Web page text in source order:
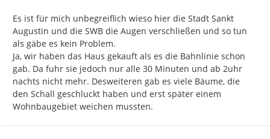
Klicken Sie auf den ButtonIhre Meldungnach diesem
Text
Wählen Sie die relevante Lärmkarte oben rechts im
Kartenausschnitt über das entsprechende Icon (24h-
Pegel für Hauptverkehrsstraßen, Großflughäfen oder
nicht bundeseigene Haupteisenbahnstrecken) Machen
Sie sich mit der Bedeutung der unterschiedlichen
Es ist für mich unbegreiflich wieso hier die Stadt Sankt
Augustin und die SWB die Augen verschließen und so tun
als gäbe es kein Problem.
Ja, wir haben das Haus gekauft als es die Bahnlinie schon
gab. Da fuhr sie jedoch nur alle 30 Minuten und ab 2uhr
nachts nicht mehr. Desweiteren gab es viele Bäume, die
den Schall geschluckt haben und erst später einem
Wohnbaugebiet weichen mussten.